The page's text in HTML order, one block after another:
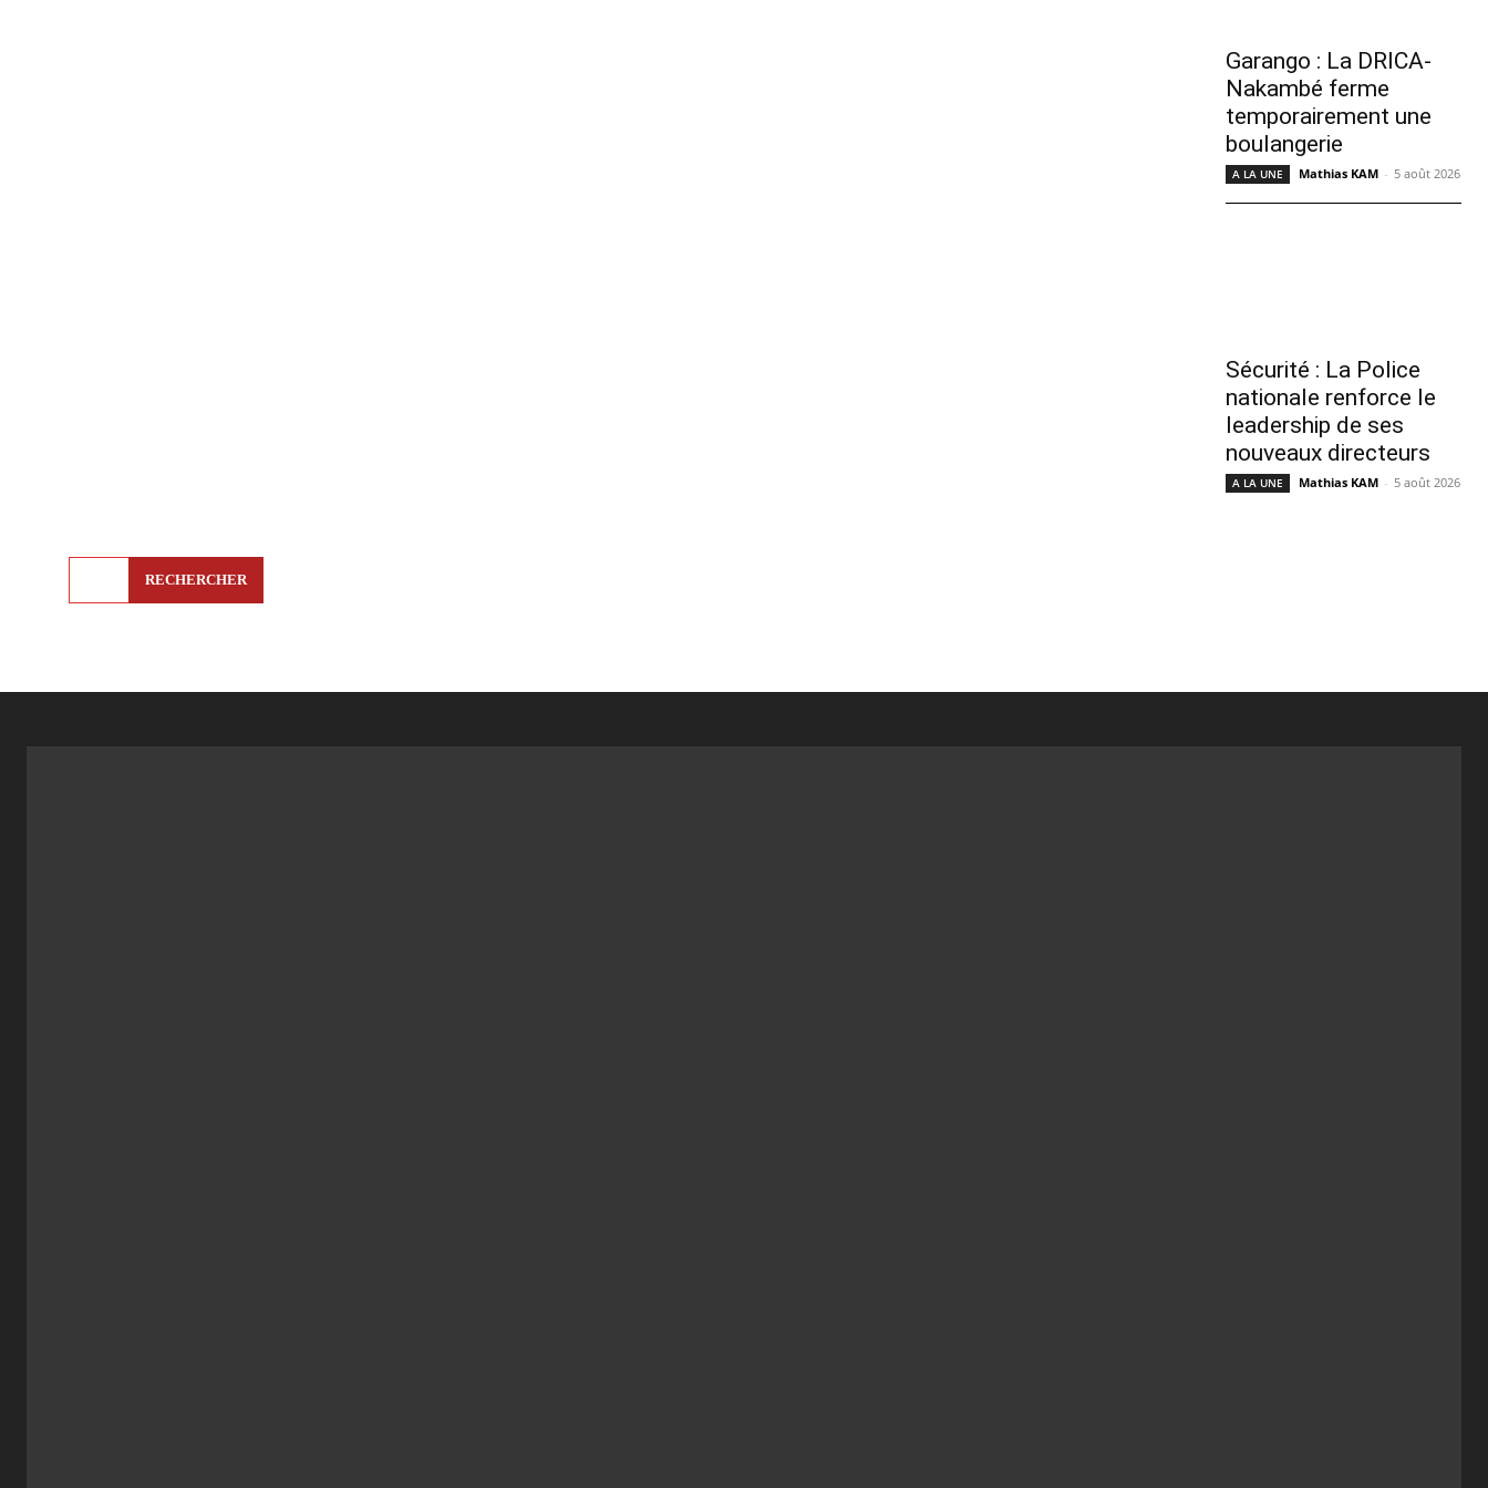
RECHERCHER
Garango : La DRICA-
Nakambé ferme
temporairement une
boulangerie
A LA UNE Mathias KAM - 5 août 2026
Sécurité : La Police
nationale renforce le
leadership de ses
nouveaux directeurs
A LA UNE Mathias KAM - 5 août 2026